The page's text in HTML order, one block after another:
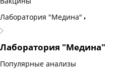
Лаборатория "Медина"
Лаборатория "Медина"
Популярные анализы